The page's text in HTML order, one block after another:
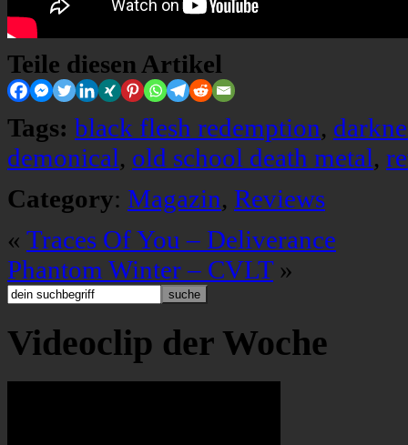
Teile diesen Artikel
Tags: black flesh redemption,
demonical, old school death metal,
Category: Magazin, Reviews
« Traces Of You – Deliverance
Phantom Winter – CVLT»
Videoclip der Woche